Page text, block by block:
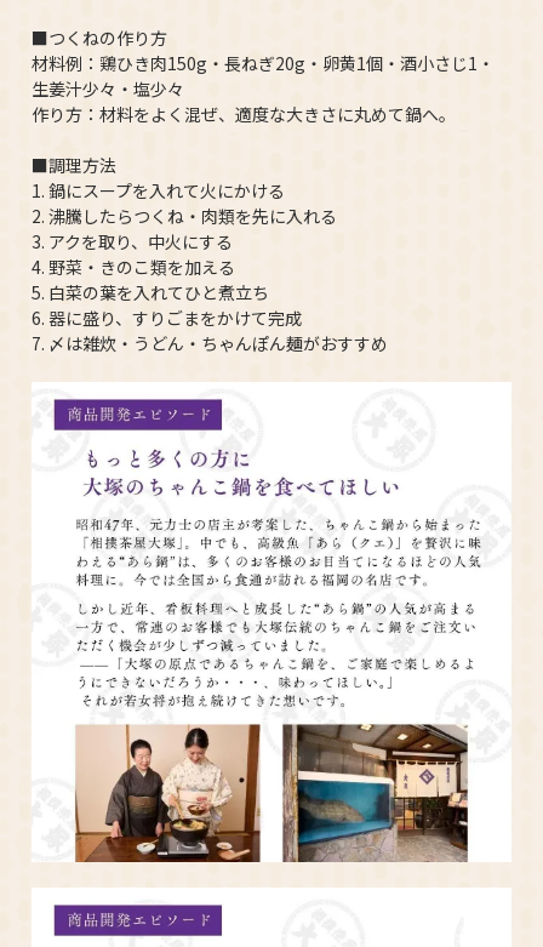
■つくねの作り方
材料例：鶏ひき肉150g・長ねぎ20g・卵黄1個・酒小さじ1・
生姜汁少々・塩少々
作り方：材料をよく混ぜ、適度な大きさに丸めて鍋へ。
■調理方法
1. 鍋にスープを入れて火にかける
2. 沸騰したらつくね・肉類を先に入れる
3. アクを取り、中火にする
4. 野菜・きのこ類を加える
5. 白菜の葉を入れてひと煮立ち
6. 器に盛り、すりごまをかけて完成
7. 〆は雑炊・うどん・ちゃんぽん麺がおすすめ